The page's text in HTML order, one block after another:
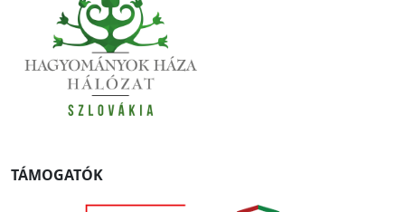
TÁMOGATÓK